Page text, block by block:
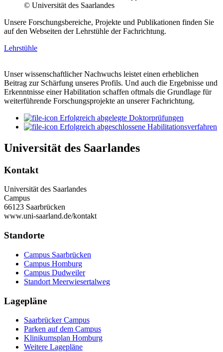
© Universität des Saarlandes
Unsere Forschungsbereiche, Projekte und Publikationen finden Sie
auf den Webseiten der Lehrstühle der Fachrichtung.
Lehrstühle
Unser wissenschaftlicher Nachwuchs leistet einen erheblichen
Beitrag zur Schärfung unseres Profils. Und auch die Ergebnisse und
Erkenntnisse einer Habilitation schaffen oftmals die Grundlage für
weiterführende Forschungsprojekte an unserer Fachrichtung.
Erfolgreich abgelegte Doktorprüfungen
Erfolgreich abgeschlossene Habilitationsverfahren
Universität des Saarlandes
Kontakt
Universität des Saarlandes
Campus
66123 Saarbrücken
www.uni-saarland.de/kontakt
Standorte
Campus Saarbrücken
Campus Homburg
Campus Dudweiler
Standort Meerwiesertalweg
Lagepläne
Saarbrücker Campus
Parken auf dem Campus
Klinikumsplan Homburg
Weitere Lagepläne